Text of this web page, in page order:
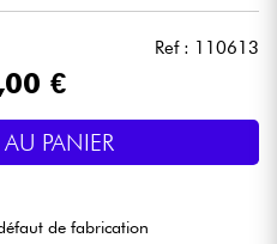
Ref : 110613
€
PANIER
de fabrication